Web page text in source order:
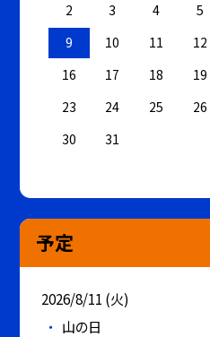
2
3 4 5
9
10 11 12
16
17 18 19
23
24 25 26
30
31
予定
2026/8/11 (火)
山の日